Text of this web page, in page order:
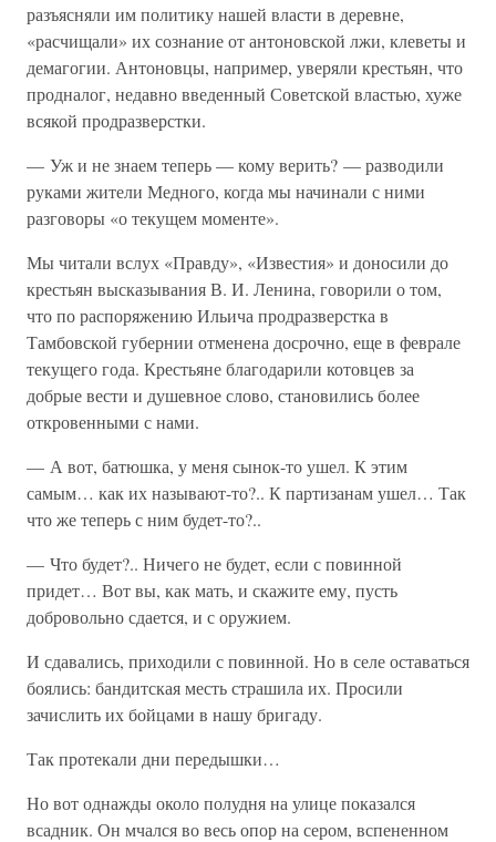
разъясняли им политику нашей власти в деревне,
«расчищали» их сознание от антоновской лжи, клеветы и
демагогии. Антоновцы, например, уверяли крестьян, что
продналог, недавно введенный Советской властью, хуже
всякой продразверстки.
— Уж и не знаем теперь — кому верить? — разводили
руками жители Медного, когда мы начинали с ними
разговоры «о текущем моменте».
Мы читали вслух «Правду», «Известия» и доносили до
крестьян высказывания В. И. Ленина, говорили о том,
что по распоряжению Ильича продразверстка в
Тамбовской губернии отменена досрочно, еще в феврале
текущего года. Крестьяне благодарили котовцев за
добрые вести и душевное слово, становились более
откровенными с нами.
— А вот, батюшка, у меня сынок-то ушел. К этим
самым… как их называют-то?.. К партизанам ушел… Так
что же теперь с ним будет-то?..
— Что будет?.. Ничего не будет, если с повинной
придет… Вот вы, как мать, и скажите ему, пусть
добровольно сдается, и с оружием.
И сдавались, приходили с повинной. Но в селе оставаться
боялись: бандитская месть страшила их. Просили
зачислить их бойцами в нашу бригаду.
Так протекали дни передышки…
Но вот однажды около полудня на улице показался
всадник. Он мчался во весь опор на сером, вспененном